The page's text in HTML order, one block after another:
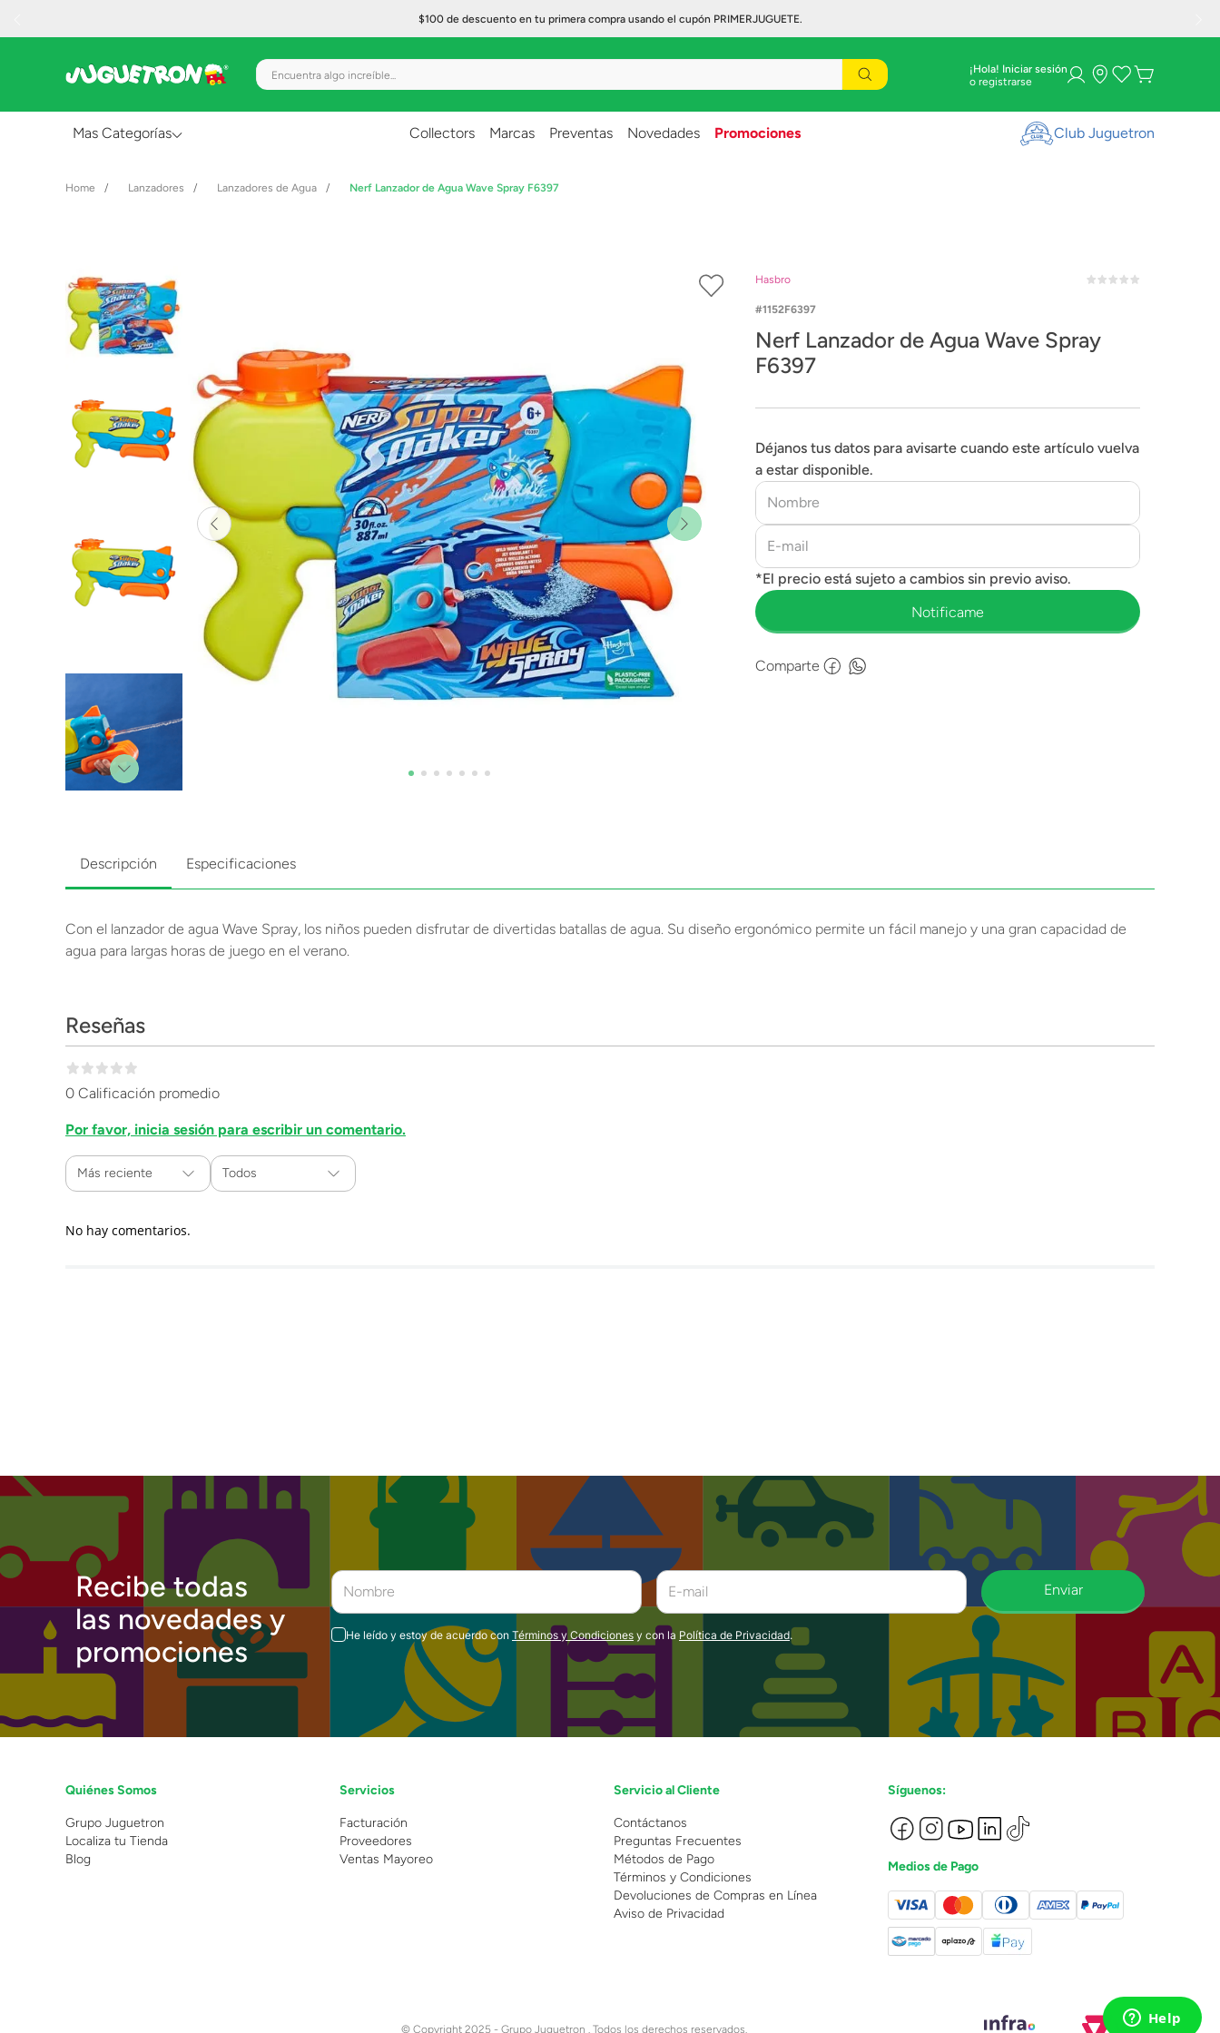
$100 de descuento en tu primera compra usando el cupón PRIMERJUGUETE.
Encuentra algo increíble... ¡Hola! Iniciar sesión
Mas Categorías
Creatividad y Arte
Figuras de Acción
Gadgets y Electrónicos
Juegos de Mesa
Lanzadores
Muñecas
Vehículos y Pistas
Collectors Marcas Preventas Novedades Promociones Club Juguetron
Lanzadores Lanzadores de Agua Nerf Lanzador de Agua Wave Spray F6397
Hasbro
1152F6397
Nerf Lanzador de Agua Wave Spray
F6397
Déjanos tus datos para avisarte cuando este artículo vuelva
a estar disponible.
Comparte
Descripción Especificaciones
Con el lanzador de agua Wave Spray, los niños pueden disfrutar de divertidas batallas de agua. Su diseño ergonómico permite un fácil manejo y una gran capacidad de
agua para largas horas de juego en el verano.
Reseñas
0 Calificación promedio
Por favor, inicia sesión para escribir un comentario.
Más reciente Todos
No hay comentarios.
Recibe todas
las novedades y
promociones
Enviar
He leído y estoy de acuerdo con Términos y Condiciones y con la Política de Privacidad.
Quiénes Somos
Grupo Juguetron
Localiza tu Tienda
Blog
Servicios
Facturación
Proveedores
Ventas Mayoreo
Servicio al Cliente
Contáctanos
Preguntas Frecuentes
Métodos de Pago
Términos y Condiciones
Devoluciones de Compras en Línea
Aviso de Privacidad
Síguenos:
Medios de Pago
© Copyright 2025 - Grupo Juguetron . Todos los derechos reservados.